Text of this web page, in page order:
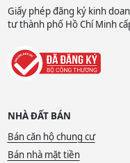
Giấy phép đăng ký kinh
tư thành phố Hồ Chí Minh
NHÀ ĐẤT BÁN
Bán căn hộ chung cư
Bán nhà mặt tiền